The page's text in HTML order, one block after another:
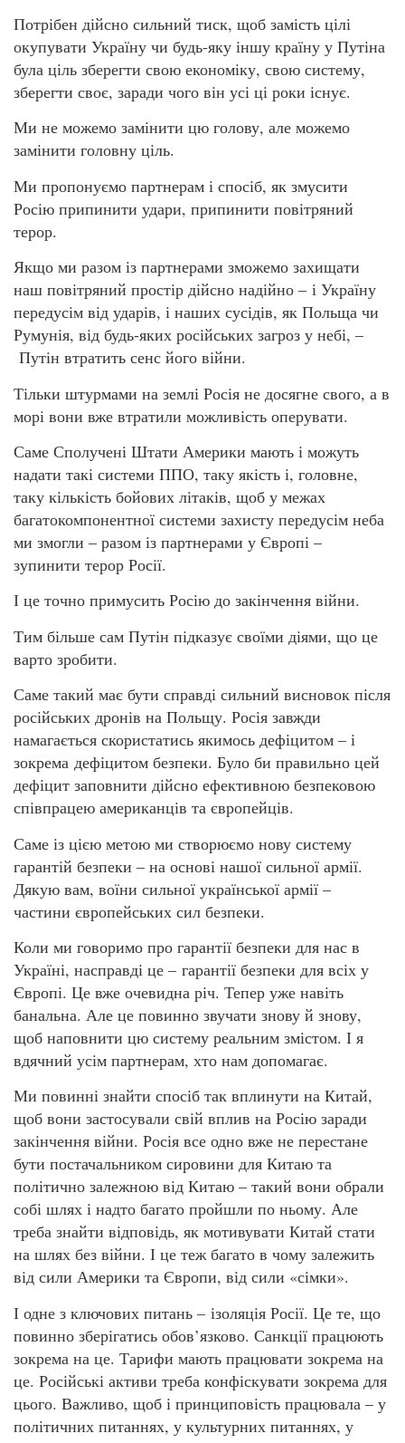
Потрібен дійсно сильний тиск, щоб замість цілі
окупувати Україну чи будь-яку іншу країну у Путіна
була ціль зберегти свою економіку, свою систему,
зберегти своє, заради чого він усі ці роки існує.
Ми не можемо замінити цю голову, але можемо
замінити головну ціль.
Ми пропонуємо партнерам і спосіб, як змусити
Росію припинити удари, припинити повітряний
терор.
Якщо ми разом із партнерами зможемо захищати
наш повітряний простір дійсно надійно – і Україну
передусім від ударів, і наших сусідів, як Польща чи
Румунія, від будь-яких російських загроз у небі, –
Путін втратить сенс його війни.
Тільки штурмами на землі Росія не досягне свого, а в
морі вони вже втратили можливість оперувати.
Саме Сполучені Штати Америки мають і можуть
надати такі системи ППО, таку якість і, головне,
таку кількість бойових літаків, щоб у межах
багатокомпонентної системи захисту передусім неба
ми змогли – разом із партнерами у Європі –
зупинити терор Росії.
І це точно примусить Росію до закінчення війни.
Тим більше сам Путін підказує своїми діями, що це
варто зробити.
Саме такий має бути справді сильний висновок після
російських дронів на Польщу. Росія завжди
намагається скористатись якимось дефіцитом – і
зокрема дефіцитом безпеки. Було би правильно цей
дефіцит заповнити дійсно ефективною безпековою
співпрацею американців та європейців.
Саме із цією метою ми створюємо нову систему
гарантій безпеки – на основі нашої сильної армії.
Дякую вам, воїни сильної української армії –
частини європейських сил безпеки.
Коли ми говоримо про гарантії безпеки для нас в
Україні, насправді це – гарантії безпеки для всіх у
Європі. Це вже очевидна річ. Тепер уже навіть
банальна. Але це повинно звучати знову й знову,
щоб наповнити цю систему реальним змістом. І я
вдячний усім партнерам, хто нам допомагає.
Ми повинні знайти спосіб так вплинути на Китай,
щоб вони застосували свій вплив на Росію заради
закінчення війни. Росія все одно вже не перестане
бути постачальником сировини для Китаю та
політично залежною від Китаю – такий вони обрали
собі шлях і надто багато пройшли по ньому. Але
треба знайти відповідь, як мотивувати Китай стати
на шлях без війни. І це теж багато в чому залежить
від сили Америки та Європи, від сили «сімки».
І одне з ключових питань – ізоляція Росії. Це те, що
повинно зберігатись обов’язково. Санкції працюють
зокрема на це. Тарифи мають працювати зокрема на
це. Російські активи треба конфіскувати зокрема для
цього. Важливо, щоб і принциповість працювала – у
політичних питаннях, у культурних питаннях, у